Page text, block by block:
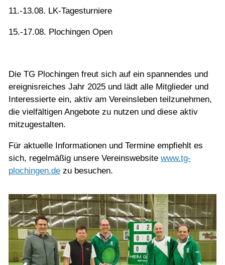
11.-13.08. LK-Tagesturniere
15.-17.08. Plochingen Open
Die TG Plochingen freut sich auf ein spannendes und
ereignisreiches Jahr 2025 und lädt alle Mitglieder und
Interessierte ein, aktiv am Vereinsleben teilzunehmen,
die vielfältigen Angebote zu nutzen und diese aktiv
mitzugestalten.
Für aktuelle Informationen und Termine empfiehlt es
sich, regelmäßig unsere Vereinswebsite www.tg-
plochingen.de zu besuchen.
Vorheriger Artikel Zur Übersicht Nächster Artikel